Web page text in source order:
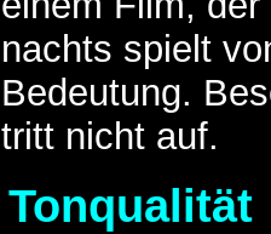
nachts spielt
Bedeutung.
tritt nicht auf.
Tonqualität